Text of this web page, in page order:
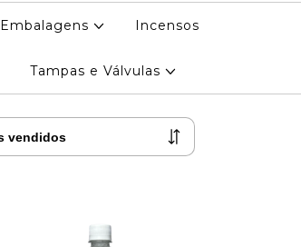
Embalagens Incensos
Tampas e Válvulas